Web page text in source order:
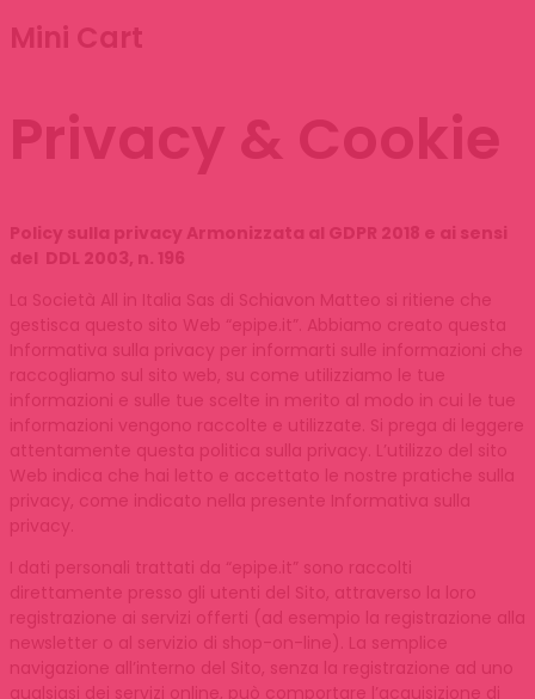
Mini Cart
Privacy & Cookie
Policy sulla privacy Armonizzata al GDPR 2018 e ai sensi
del DDL 2003, n. 196
La Società All in Italia Sas di Schiavon Matteo si ritiene che
gestisca questo sito Web “epipe.it”. Abbiamo creato questa
Informativa sulla privacy per informarti sulle informazioni che
raccogliamo sul sito web, su come utilizziamo le tue
informazioni e sulle tue scelte in merito al modo in cui le tue
informazioni vengono raccolte e utilizzate. Si prega di leggere
attentamente questa politica sulla privacy. L’utilizzo del sito
Web indica che hai letto e accettato le nostre pratiche sulla
privacy, come indicato nella presente Informativa sulla
privacy.
I dati personali trattati da “epipe.it” sono raccolti
direttamente presso gli utenti del Sito, attraverso la loro
registrazione ai servizi offerti (ad esempio la registrazione alla
newsletter o al servizio di shop-on-line). La semplice
navigazione all’interno del Sito, senza la registrazione ad uno
qualsiasi dei servizi online, può comportare l’acquisizione di